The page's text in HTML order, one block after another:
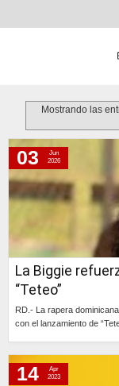
Mostrando las
miércoles, 3 de junio de 2026
La Biggie
“Teteo”
RD.- La rapera
con el lanzamiento de
03
Jun
2026
viernes, 14 de abril de 2023
14
Apr
2023
martes, 7 de julio de 2020
viernes, 15 de mayo de 2020
jueves, 3 de octubre de 2019
viernes, 7 de octubre de
lunes, 5 de septiembre de
jueves, 9 de junio de 2016